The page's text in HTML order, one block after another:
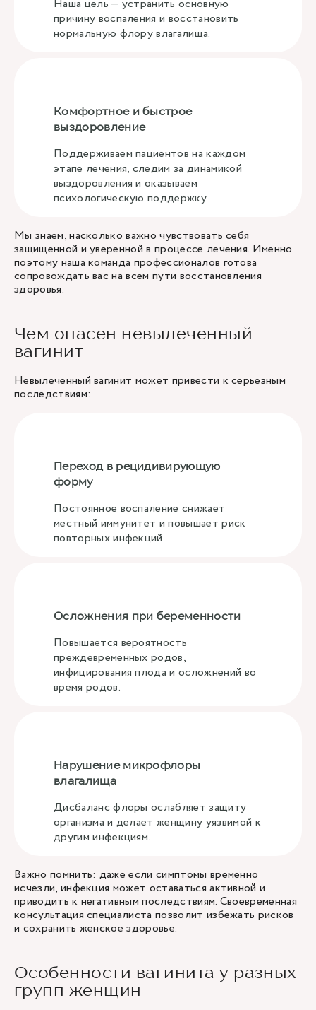
Наша цель — устранить основную
причину воспаления и восстановить
нормальную флору влагалища.
Комфортное и быстрое
выздоровление
Поддерживаем пациентов на каждом
этапе лечения, следим за динамикой
выздоровления и оказываем
психологическую поддержку.
Мы знаем, насколько важно чувствовать себя
защищенной и уверенной в процессе лечения. Именно
поэтому наша команда профессионалов готова
сопровождать вас на всем пути восстановления
здоровья.
Чем опасен невылеченный
вагинит
Невылеченный вагинит может привести к серьезным
последствиям:
Переход в рецидивирующую
форму
Постоянное воспаление снижает
местный иммунитет и повышает риск
повторных инфекций.
Осложнения при беременности
Повышается вероятность
преждевременных родов,
инфицирования плода и осложнений во
время родов.
Нарушение микрофлоры
влагалища
Дисбаланс флоры ослабляет защиту
организма и делает женщину уязвимой к
другим инфекциям.
Важно помнить: даже если симптомы временно
исчезли, инфекция может оставаться активной и
приводить к негативным последствиям. Своевременная
консультация специалиста позволит избежать рисков
и сохранить женское здоровье.
Особенности вагинита у разных
групп женщин